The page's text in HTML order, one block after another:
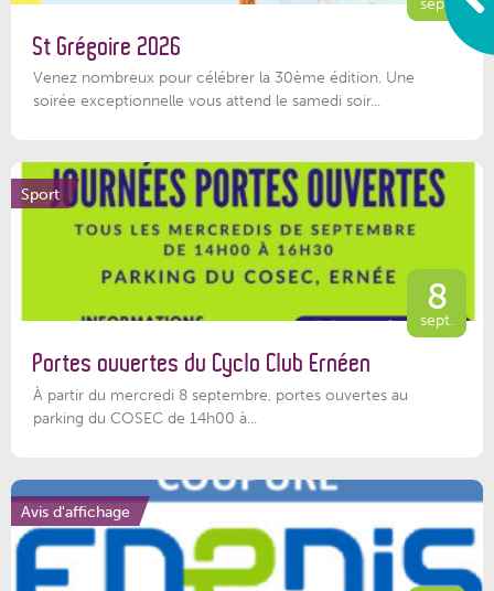
St Grégoire 2026
Venez nombreux pour célébrer la 30ème édition. Une
soirée exceptionnelle vous attend le samedi soir...
Sport
8
sept.
Portes ouvertes du Cyclo Club Ernéen
À partir du mercredi 8 septembre, portes ouvertes au
parking du COSEC de 14h00 à...
Avis d'affichage